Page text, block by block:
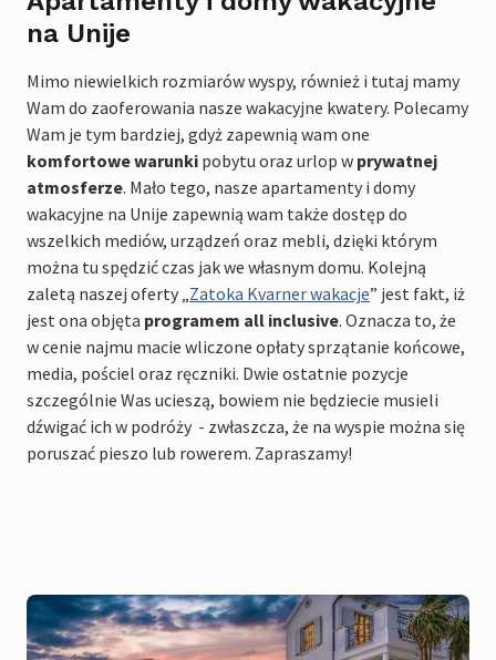
na Unije
Mimo niewielkich rozmiarów wyspy, również i tutaj mamy
Wam do zaoferowania nasze wakacyjne kwatery. Polecamy
Wam je tym bardziej, gdyż zapewnią wam one
komfortowe warunki pobytu oraz urlop w prywatnej
atmosferze. Mało tego, nasze apartamenty i domy
wakacyjne na Unije zapewnią wam także dostęp do
wszelkich mediów, urządzeń oraz mebli, dzięki którym
można tu spędzić czas jak we własnym domu. Kolejną
zaletą naszej oferty „Zatoka Kvarner wakacje” jest fakt, iż
jest ona objęta programem all inclusive. Oznacza to, że
w cenie najmu macie wliczone opłaty sprzątanie końcowe,
media, pościel oraz ręczniki. Dwie ostatnie pozycje
szczególnie Was ucieszą, bowiem nie będziecie musieli
dźwigać ich w podróży - zwłaszcza, że na wyspie można się
poruszać pieszo lub rowerem. Zapraszamy!